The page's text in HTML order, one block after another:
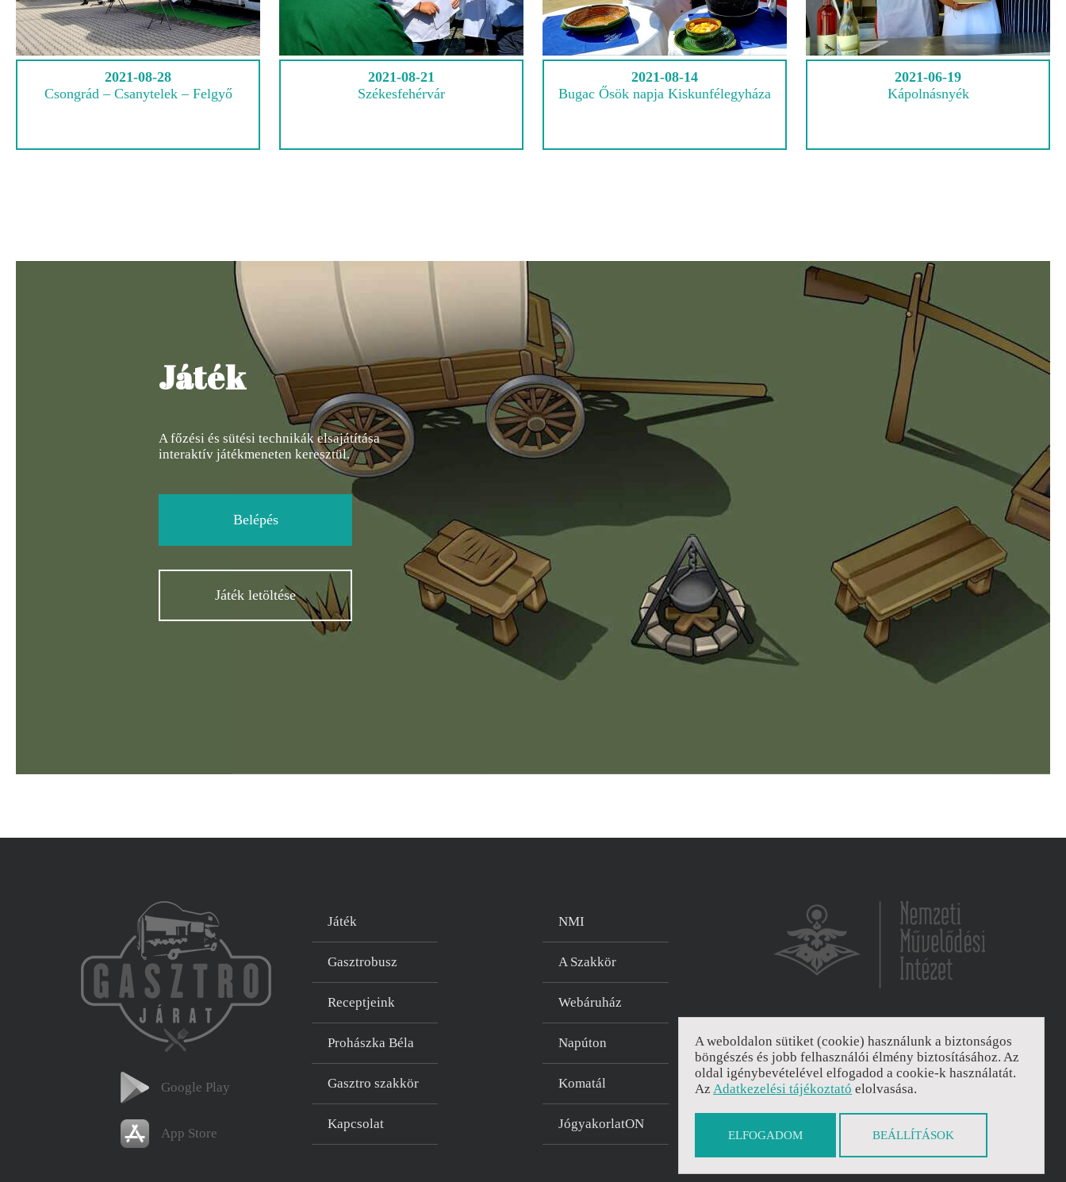
2021-08-28
Csongrád – Csanytelek – Felgyő
2021-08-21
Székesfehérvár
2021-08-14
Bugac Ősök napja Kiskunfélegyháza
2021-06-19
Kápolnásnyék
Játék
A főzési és sütési technikák elsajátítása
interaktív játékmeneten keresztül.
Belépés
Játék letöltése
Google Play
App Store
Játék
Gasztrobusz
Receptjeink
Prohászka Béla
Gasztro szakkör
Kapcsolat
NMI
A Szakkör
Webáruház
Napúton
Komatál
JógyakorlatON
Email:titkarsag@nmi.hu
Web:www.nmi.hu
Sütikezelés áttekintése
A weboldalon sütiket (cookie) használunk a biztonságos
böngészés és jobb felhasználói élmény biztosításához. Az
oldal igénybevételével elfogadod a cookie-k használatát.
AzAdatkezelési tájékoztató elolvasása.
ELFOGADOM BEÁLLÍTÁSOK